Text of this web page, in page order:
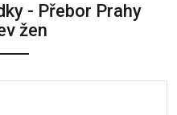
- Přebor Prahy
žen